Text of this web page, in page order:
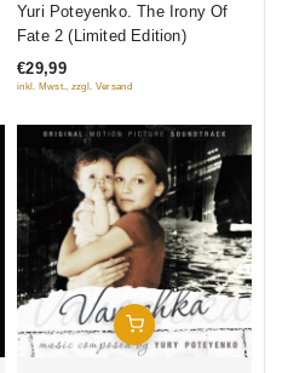
5
Yuri Poteyenko. The Irony Of
Fate 2 (Limited Edition)
€29,99
inkl. Mwst., zzgl. Versand
In Den Warenkorb